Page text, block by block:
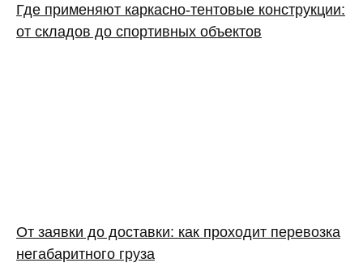
Где применяют каркасно‑тентовые конструкции:
от складов до спортивных объектов
От заявки до доставки: как проходит перевозка
негабаритного груза